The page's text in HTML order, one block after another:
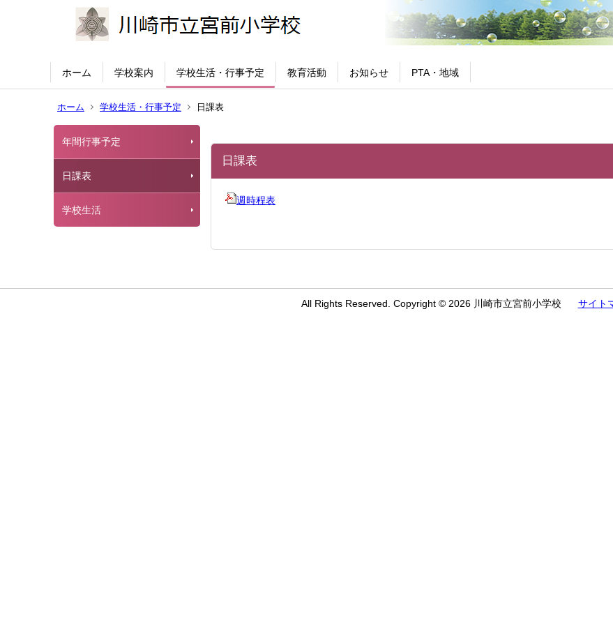
ホーム 学校案内 学校生活・行事予定 教育活動 お知らせ PTA・地域
ホーム 学校生活・行事予定 日課表
年間行事予定
日課表
学校生活
日課表
週時程表
All Rights Reserved. Copyright © 2026 川崎市立宮前小学校 サイト